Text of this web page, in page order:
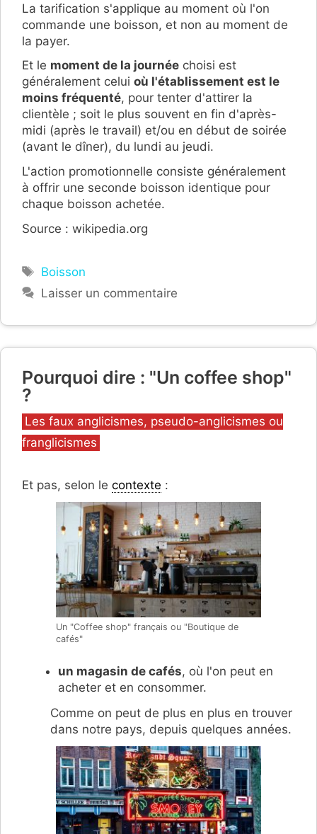
La tarification s'applique au moment où l'on
commande une boisson, et non au moment de
la payer.
Et le moment de la journée choisi est
généralement celui où l'établissement est le
moins fréquenté, pour tenter d'attirer la
clientèle ; soit le plus souvent en fin d'après-
midi (après le travail) et/ou en début de soirée
(avant le dîner), du lundi au jeudi.
L'action promotionnelle consiste généralement
à offrir une seconde boisson identique pour
chaque boisson achetée.
Source : wikipedia.org
Étiquettes
Boisson
Laisser un commentaire
Pourquoi dire : "Un coffee shop"
?
Catégories
Les faux anglicismes, pseudo-anglicismes ou
franglicismes
Et pas, selon le contexte :
Un "Coffee shop" français ou "Boutique de
cafés"
un magasin de cafés, où l'on peut en
acheter et en consommer.
Comme on peut de plus en plus en trouver
dans notre pays, depuis quelques années.